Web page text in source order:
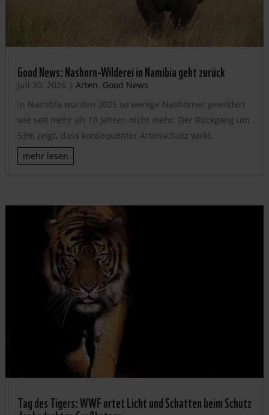
Good News: Nashorn-Wilderei in Namibia geht zurück
Juli 30, 2026 | Arten, Good News
In Namibia wurden 2025 so wenige Nashörner gewildert
wie seit mehr als 10 Jahren nicht mehr. Der Rückgang um
53% zeigt, dass konsequenter Artenschutz wirkt.
mehr lesen
Tag des Tigers: WWF ortet Licht und Schatten beim Schutz